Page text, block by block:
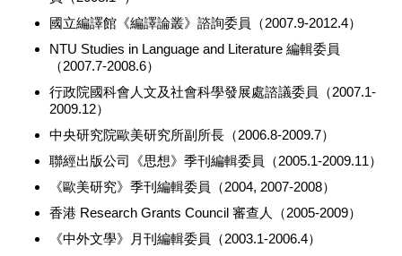
國立編譯館《編譯論叢》諮詢委員（2007.9-2012.4）
NTU Studies in Language and Literature 編輯委員
（2007.7-2008.6）
行政院國科會人文及社會科學發展處諮議委員（2007.1-
2009.12）
中央研究院歐美研究所副所長（2006.8-2009.7）
聯經出版公司《思想》季刊編輯委員（2005.1-2009.11）
《歐美研究》季刊編輯委員（2004, 2007-2008）
香港 Research Grants Council 審查人（2005-2009）
《中外文學》月刊編輯委員（2003.1-2006.4）